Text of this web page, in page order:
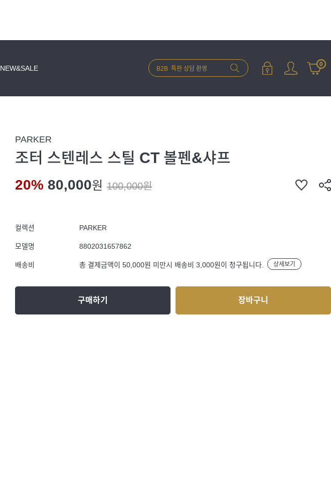
NEW&SALE 0
PARKER
조터 스텐레스 스틸 CT 볼펜&샤프
20% 80,000원 100,000원
컬렉션 PARKER
모델명 8802031657862
배송비 총 결제금액이 50,000원 미만시 배송비 3,000원이 청구됩니다. 상세보기
구매하기 장바구니